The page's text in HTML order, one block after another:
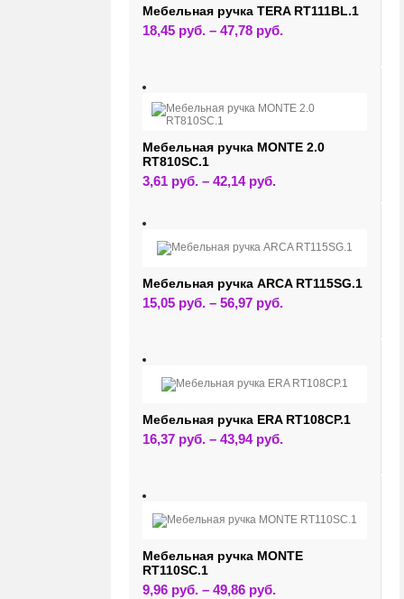
странице
товара.
Мебельная ручка TERA RT111BL.1
18,45 руб. –47,78 руб.
можно
странице
товара.
Мебельная ручка MONTE 2.0
RT810SC.1
3,61 руб. –42,14 руб.
Опции
можно
на
товара.
Мебельная ручка ARCA RT115SG.1
15,05 руб. –56,97 руб.
можно
выбрать
странице
товара.
Мебельная ручка ERA RT108CP.1
16,37 руб. –43,94 руб.
можно
выбрать
странице
товара.
Мебельная ручка MONTE
RT110SC.1
9,96 руб. –49,86 руб.